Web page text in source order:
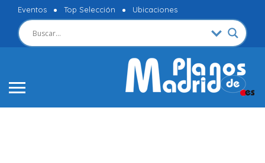
Eventos Top Selección Ubicaciones